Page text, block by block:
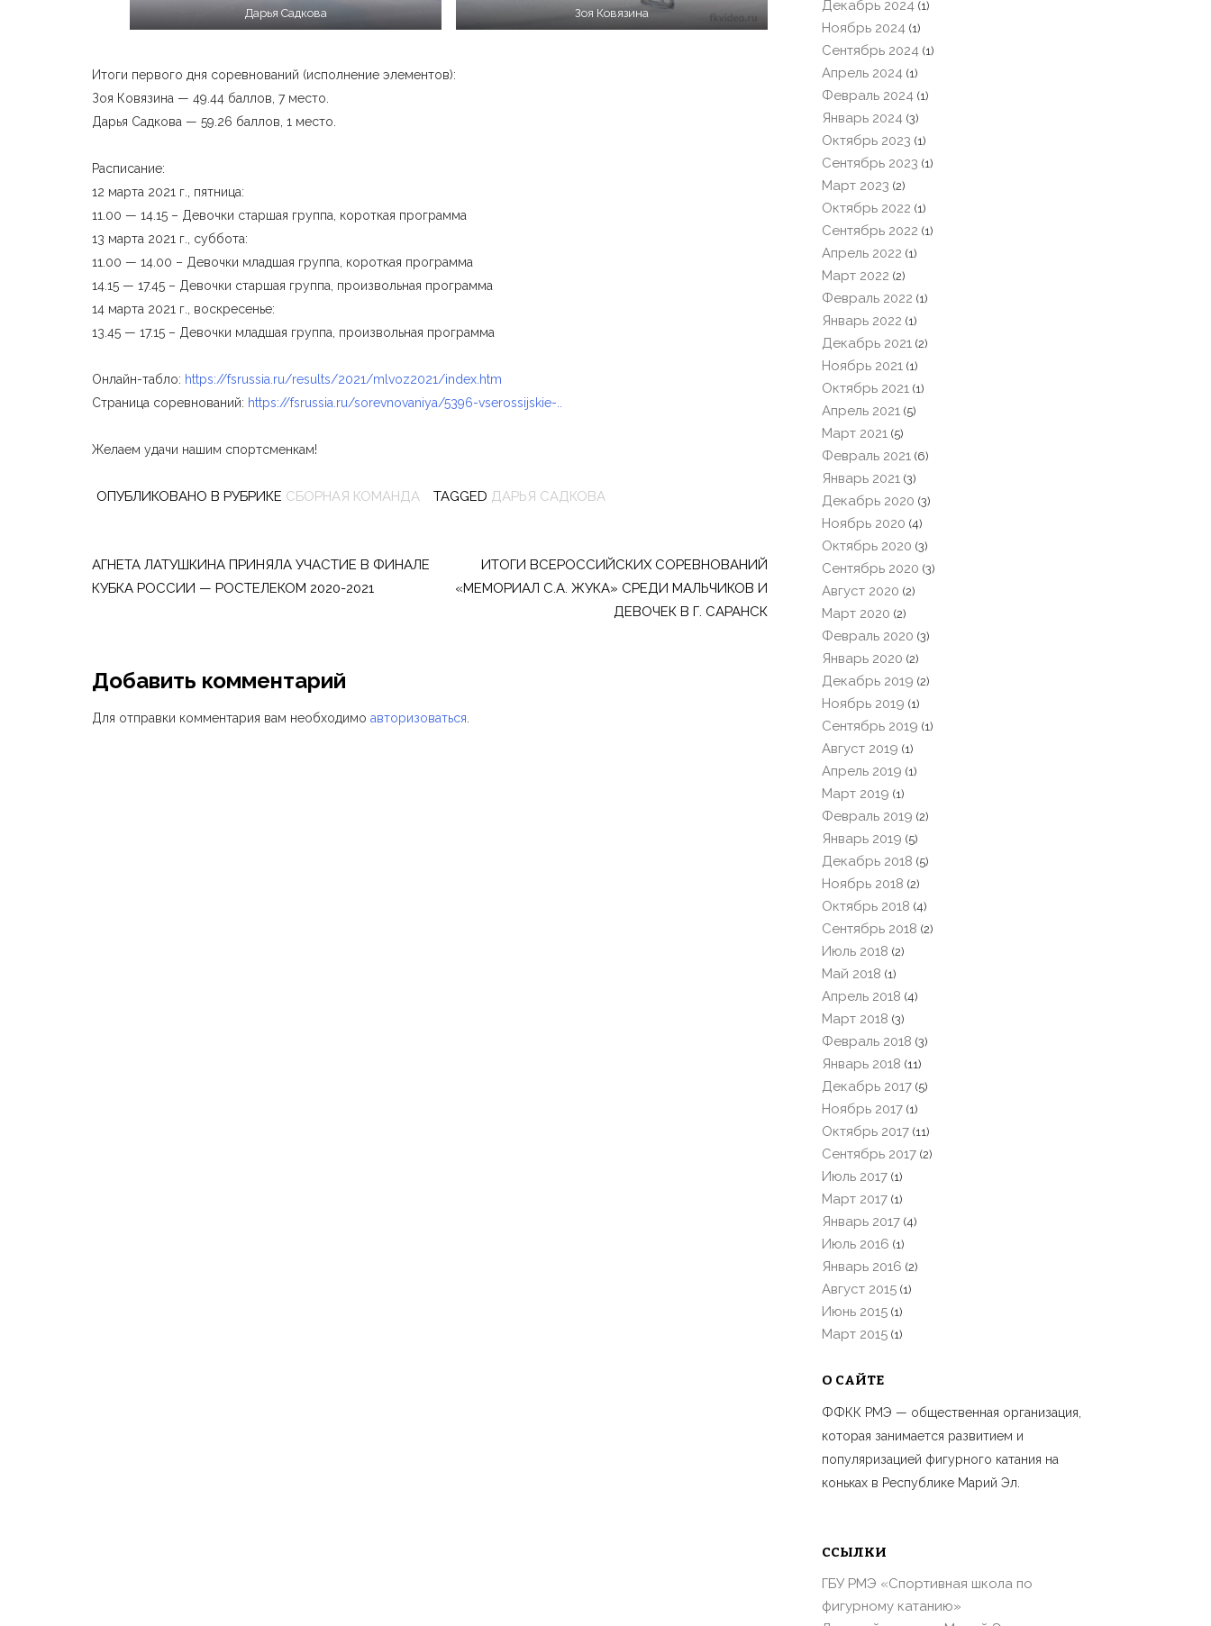
Дарья Садкова Зоя Ковязина
Итоги первого дня соревнований (исполнение элементов):
Зоя Ковязина — 49.44 баллов, 7 место.
Дарья Садкова — 59.26 баллов, 1 место.
Расписание:
12 марта 2021 г., пятница:
11.00 — 14.15 – Девочки старшая группа, короткая программа
13 марта 2021 г., суббота:
11.00 — 14.00 – Девочки младшая группа, короткая программа
14.15 — 17.45 – Девочки старшая группа, произвольная программа
14 марта 2021 г., воскресенье:
13.45 — 17.15 – Девочки младшая группа, произвольная программа
Онлайн-табло: https://fsrussia.ru/results/2021/mlvoz2021/index.htm
Страница соревнований: https://fsrussia.ru/sorevnovaniya/5396-vserossijskie-..
Желаем удачи нашим спортсменкам!
ОПУБЛИКОВАНО В РУБРИКЕ СБОРНАЯ КОМАНДА TAGGED ДАРЬЯ САДКОВА
по
записям
АГНЕТА ЛАТУШКИНА ПРИНЯЛА УЧАСТИЕ В ФИНАЛЕ
КУБКА РОССИИ — РОСТЕЛЕКОМ 2020-2021
ИТОГИ ВСЕРОССИЙСКИХ СОРЕВНОВАНИЙ
«МЕМОРИАЛ С.А. ЖУКА» СРЕДИ МАЛЬЧИКОВ И
ДЕВОЧЕК В Г. САРАНСК
Добавить комментарий
Для отправки комментария вам необходимо авторизоваться
Декабрь 2024 (1)
Ноябрь 2024 (1)
Сентябрь 2024 (1)
Апрель 2024 (1)
Февраль 2024 (1)
Январь 2024 (3)
Октябрь 2023 (1)
Сентябрь 2023 (1)
Март 2023 (2)
Октябрь 2022 (1)
Сентябрь 2022 (1)
Апрель 2022 (1)
Март 2022 (2)
Февраль 2022 (1)
Январь 2022 (1)
Декабрь 2021 (2)
Ноябрь 2021 (1)
Октябрь 2021 (1)
Апрель 2021 (5)
Март 2021 (5)
Февраль 2021 (6)
Январь 2021 (3)
Декабрь 2020 (3)
Ноябрь 2020 (4)
Октябрь 2020 (3)
Сентябрь 2020 (3)
Август 2020 (2)
Март 2020 (2)
Февраль 2020 (3)
Январь 2020 (2)
Декабрь 2019 (2)
Ноябрь 2019 (1)
Сентябрь 2019 (1)
Август 2019 (1)
Апрель 2019 (1)
Март 2019 (1)
Февраль 2019 (2)
Январь 2019 (5)
Декабрь 2018 (5)
Ноябрь 2018 (2)
Октябрь 2018 (4)
Сентябрь 2018 (2)
Июль 2018 (2)
Май 2018 (1)
Апрель 2018 (4)
Март 2018 (3)
Февраль 2018 (3)
Январь 2018 (11)
Декабрь 2017 (5)
Ноябрь 2017 (1)
Октябрь 2017 (11)
Сентябрь 2017 (2)
Июль 2017 (1)
Март 2017 (1)
Январь 2017 (4)
Июль 2016 (1)
Январь 2016 (2)
Август 2015 (1)
Июнь 2015 (1)
Март 2015 (1)
О САЙТЕ
ФФКК РМЭ — общественная организация,
которая занимается развитием и
популяризацией фигурного катания на
коньках в Республике Марий Эл.
ССЫЛКИ
ГБУ РМЭ «Спортивная школа по
фигурному катанию»